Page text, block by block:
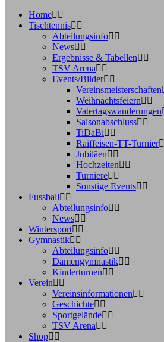
Home
Tischtennis
Abteilungsinfo
News
Ergebnisse & Tabellen
TSV Arena
Events/Bilder
Vereinsmeisterschaften
Weihnachtsfeiern
Vatertagswanderungen
Saisonabschluss
TiDaBi
Raiffeisen-TT-Turnier
Jubiläen
Hochzeiten
Turniere
Sonstige Events
Fussball
Abteilungsinfo
News
Wintersport
Gymnastik
Abteilungsinfo
Damengymnastik
Kinderturnen
Verein
Vereinsinformationen
Geschichte
Sportgelände
TSV Arena
Shop